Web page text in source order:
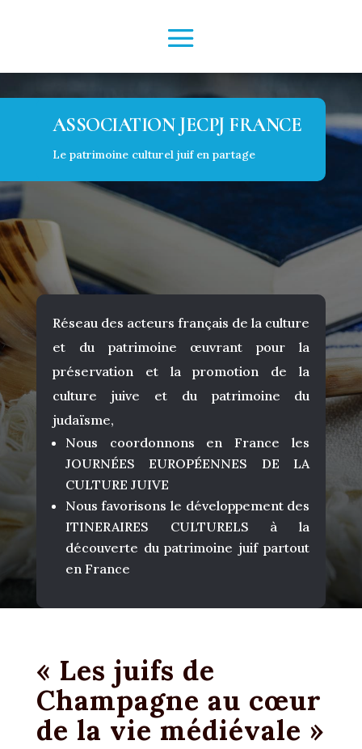
ASSOCIATION JECPJ FRANCE
Le patrimoine culturel juif en partage
Réseau des acteurs français de la culture
et du patrimoine œuvrant pour la
préservation et la promotion de la
culture juive et du patrimoine du
judaïsme,
Nous coordonnons en France les
JOURNÉES EUROPÉENNES DE LA
CULTURE JUIVE
Nous favorisons le développement des
ITINERAIRES CULTURELS à la
découverte du patrimoine juif partout
en France
« Les juifs de
Champagne au cœur
de la vie médiévale »